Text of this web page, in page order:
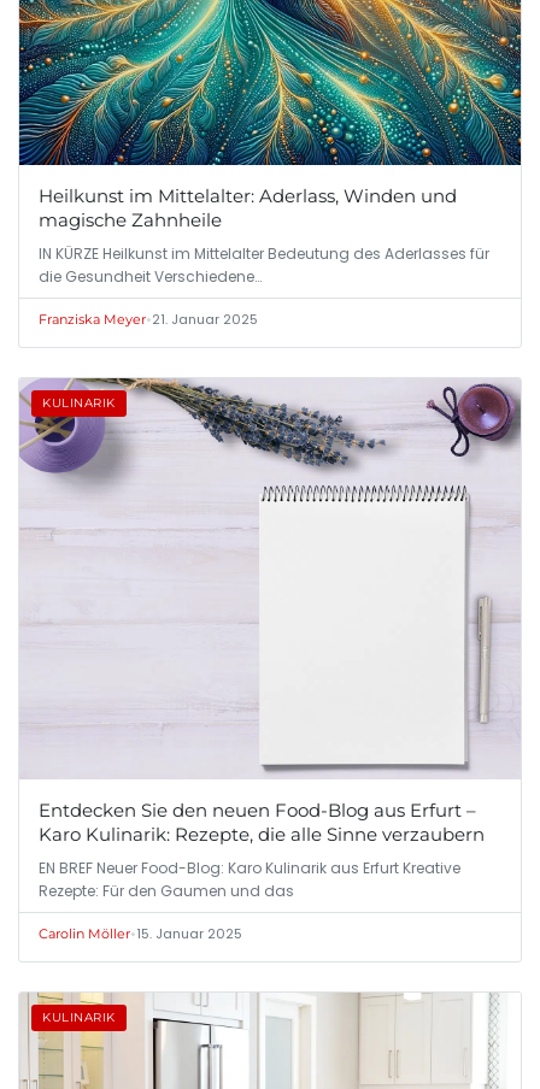
Heilkunst im Mittelalter: Aderlass, Winden und
magische Zahnheile
IN KÜRZE Heilkunst im Mittelalter Bedeutung des Aderlasses für
die Gesundheit Verschiedene…
Franziska Meyer•21. Januar 2025
KULINARIK
Entdecken Sie den neuen Food-Blog aus Erfurt –
Karo Kulinarik: Rezepte, die alle Sinne verzaubern
EN BREF Neuer Food-Blog: Karo Kulinarik aus Erfurt Kreative
Rezepte: Für den Gaumen und das
Carolin Möller•15. Januar 2025
KULINARIK